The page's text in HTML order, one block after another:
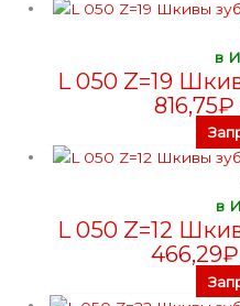
в
L 050 Z=19
816,75₽
в
L 050 Z=12
466,29₽